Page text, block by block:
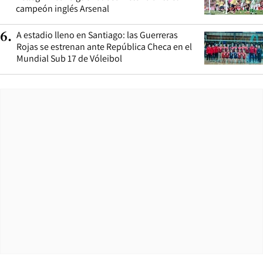
campeón inglés Arsenal
6. A estadio lleno en Santiago: las Guerreras
Rojas se estrenan ante República Checa en el
Mundial Sub 17 de Vóleibol